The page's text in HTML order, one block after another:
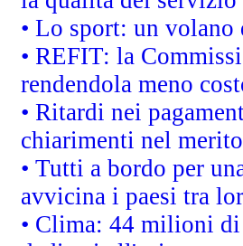
• Lo sport: un
• REFIT: la
rendendola meno
• Ritardi nei
chiarimenti nel merito
• Tutti a bordo per
avvicina i paesi tra
• Clima: 44 milioni